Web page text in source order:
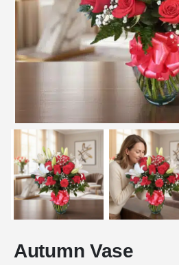
Autumn Vase